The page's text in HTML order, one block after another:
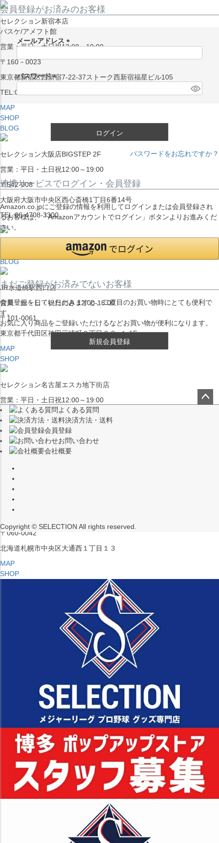
セレクション新宿本店
バスケ/アメフト館
営業：平日・土日祝13:00～19:00
〒160－0023
東京都新宿区西新宿7-22-37ストーク西新宿福星ビル105
TEL:03-5338-7231
MAP
SHOP
BLOG
セレクション大阪店BIGSTEP 2F
営業：平日・土日祝12:00～19:00
〒542-008
大阪府大阪市中央区西心斎橋1丁目6番14号
TEL:06-4708-3300
MAP
BLOG
JR水道橋駅西口店
営業：土・日・祝日のみ 12:00-18:00
〒101-0061
東京都千代田区神田三崎町２丁目２２−１ 1F
MAP
SHOP
セレクション名古屋エスカ地下街店
営業：平日・土日祝12:00～19:00
（※15:00～16:00はメンテナンスのためクローズ）
〒453-0015
愛知県名古屋市中村区椿町６−９先
MAP
SHOP
セレクション ポップアップストア 札幌 ル・トロワ店
営業：平日・土日祝12:00～19:00
〒060-0042
北海道札幌市中央区大通西１丁目１３
MAP
SHOP
会員登録がお済みのお客様
メールアドレス
須
)
パスワード
ログイン
パスワードをお忘れですか？
連携サービスでログイン・会員登録
Amazon.co.jpにご登録の情報を利用してログインまたは会員登録され
るお客様は、「Amazonアカウントでログイン」ボタンよりお進みくだ
さい。
まだご登録がお済みでないお客様
会員登録をしていただきますと、二度目のお買い物時にとても便利で
す。
お気に入り商品をご登録いただけるなどお買い物が便利になります。
新規会員登録
よくある質問
決済方法・送料
会員登録
お問い合わせ
会社概要
Copyright © SELECTION All rights reserved.